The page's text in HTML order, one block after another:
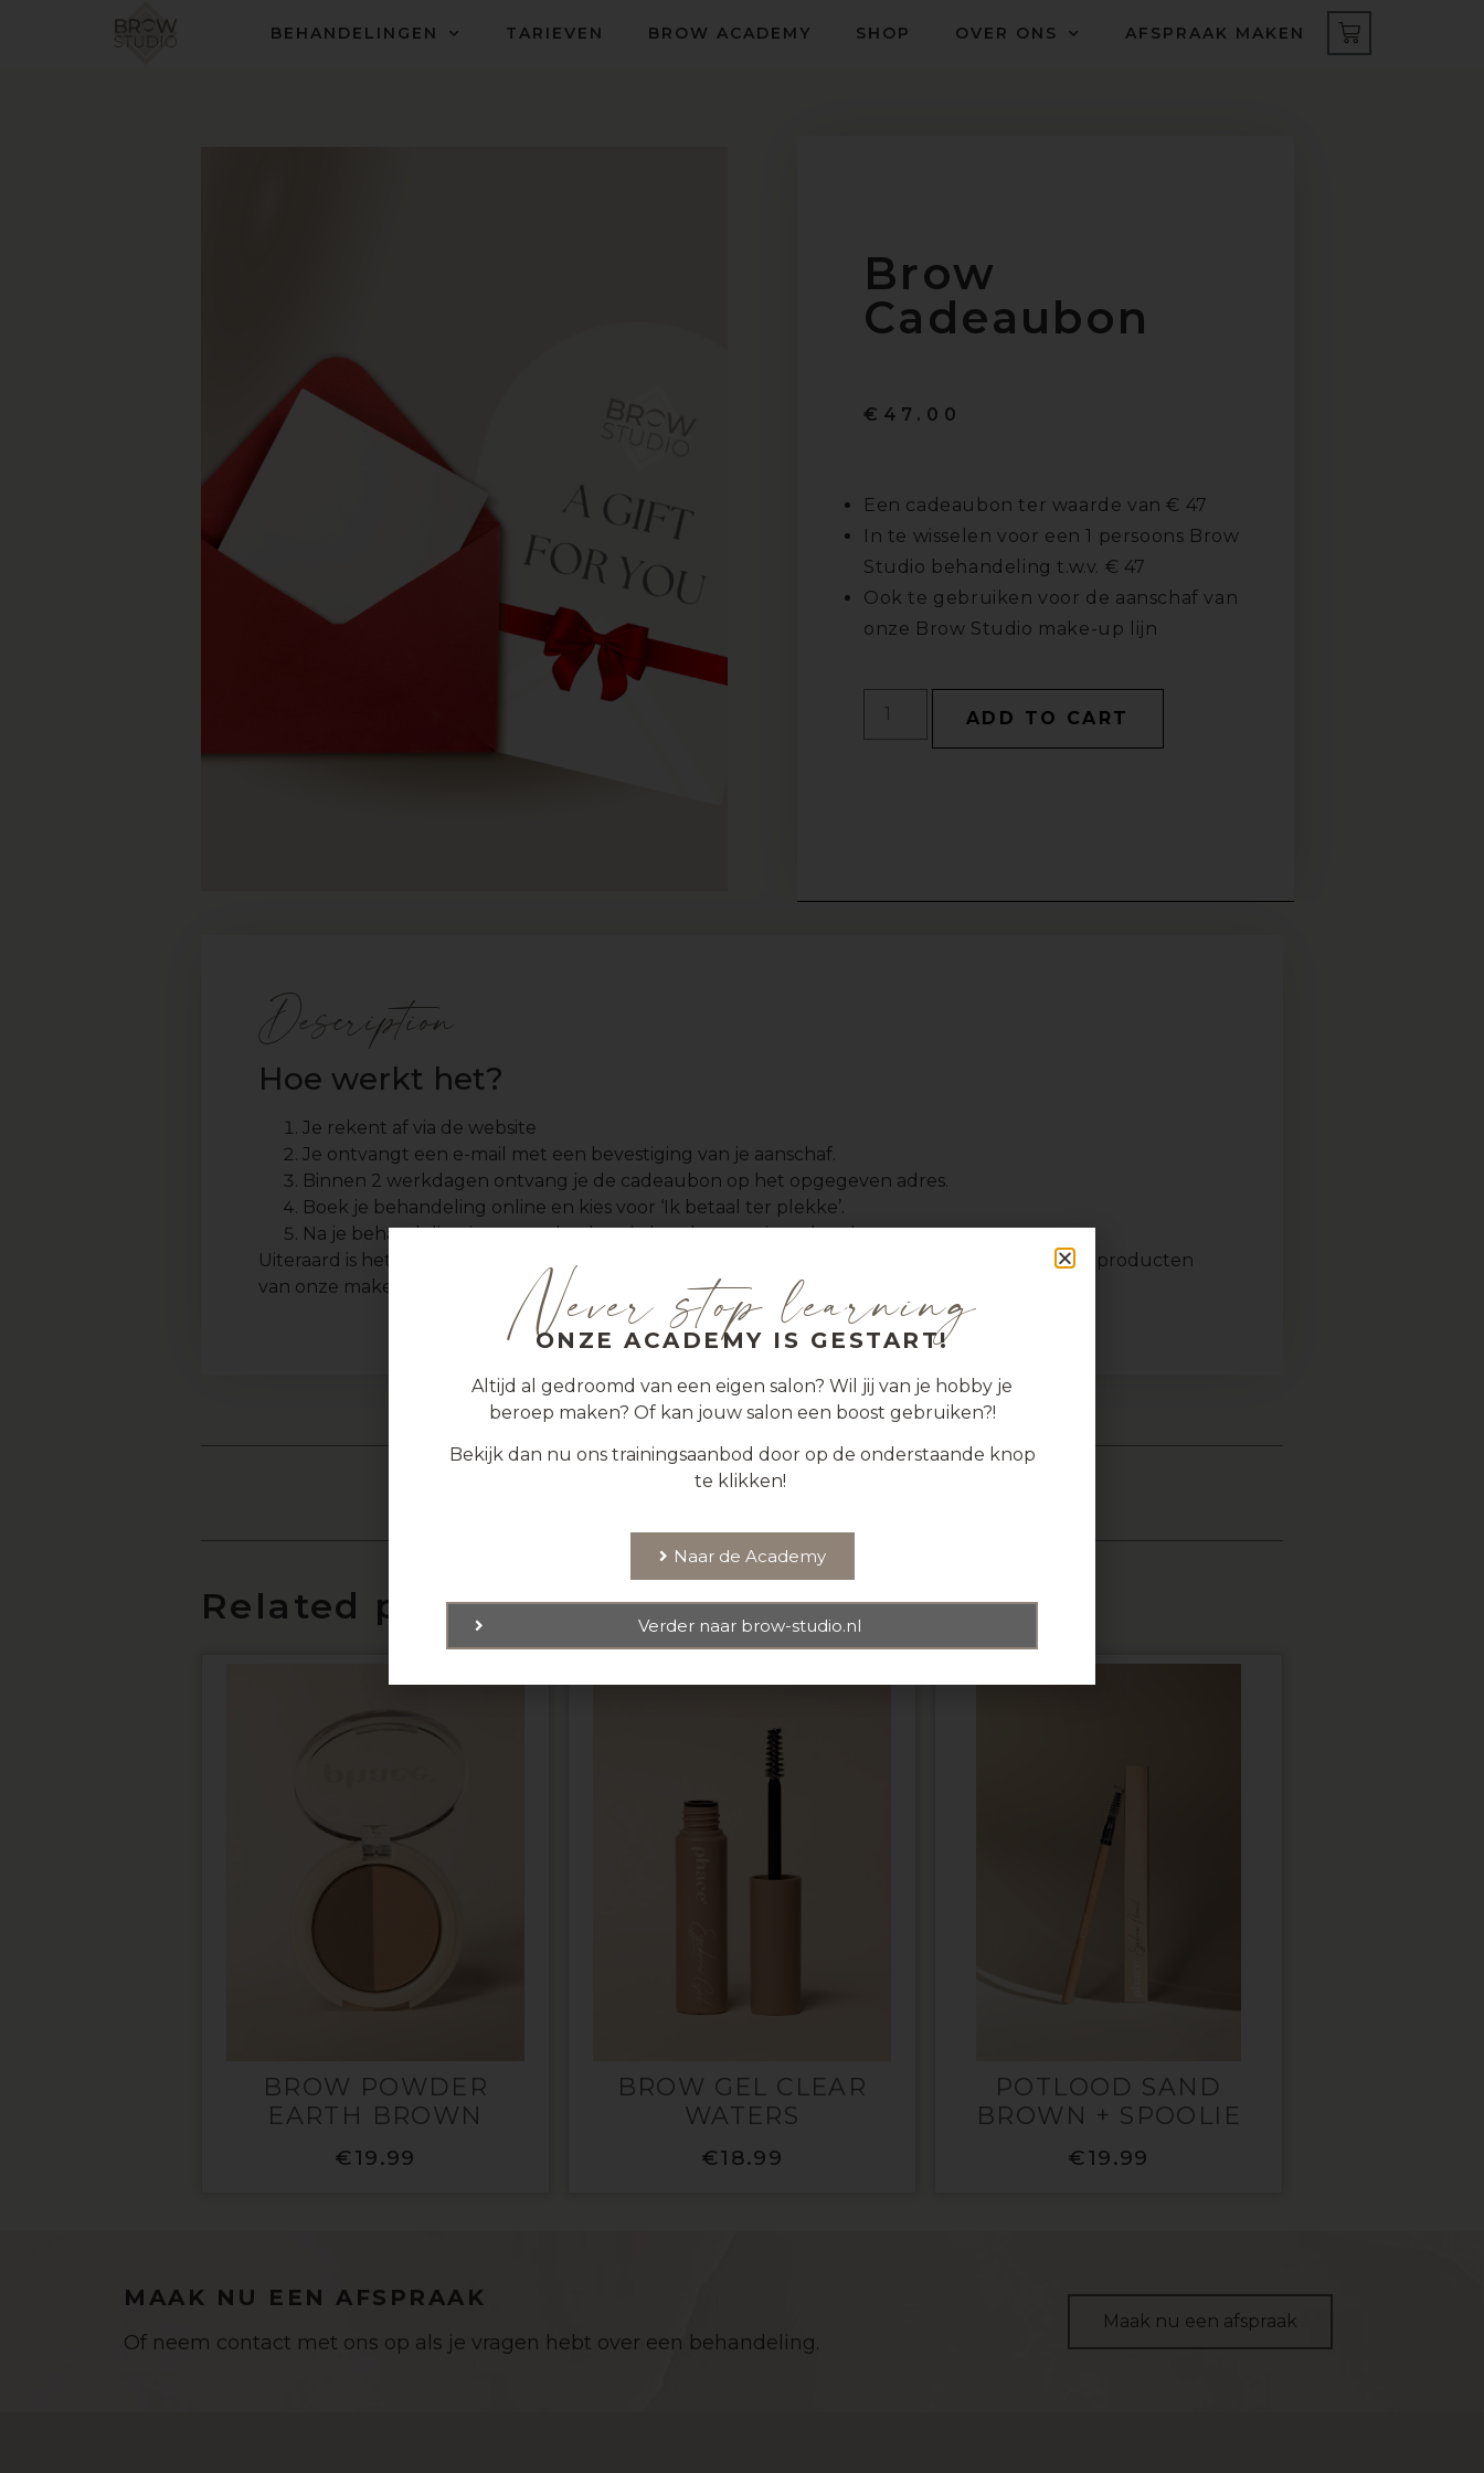
BEHANDELINGEN TARIEVEN BROW ACADEMY SHOP OVER ONS AFSPRAAK MAKEN
Brow
Cadeaubon
€ 47.00
Een cadeaubon ter waarde van € 47
In te wisselen voor een 1 persoons Brow
Studio behandeling t.w.v. € 47
Ook te gebruiken voor de aanschaf van
onze Brow Studio make-up lijn
ADD TO CART
Description
Hoe werkt het?
Je rekent af via de website
Je ontvangt een e-mail met een bevestiging van je aanschaf.
Binnen 2 werkdagen ontvang je de cadeaubon op het opgegeven adres.
Boek je behandeling online en kies voor ‘Ik betaal ter plekke’.
Na je behandeling in onze salon kun je betalen met je cadeaubon.
Uiteraard is het mogelijk om altijd een bezoek aan onze salon te brengen om één of meerdere producten
van onze make-up lijn aan te schaffen.
Related products
BROW POWDER
EARTH BROWN
€ 19.99
BROW GEL CLEAR
WATERS
€18.99
POTLOOD SAND
BROWN + SPOOLIE
€ 19.99
MAAK NU EEN AFSPRAAK
Of neem contact met ons op als je vragen hebt over een behandeling.
Maak nu een afspraak
Never stop learning
ONZE ACADEMY IS GESTART!
Altijd al gedroomd van een eigen salon? Wil jij van je hobby je
beroep maken? Of kan jouw salon een boost gebruiken?!
Bekijk dan nu ons trainingsaanbod door op de onderstaande knop
te klikken!
Naar de Academy
Verder naar brow-studio.nl